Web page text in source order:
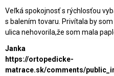
Veľká spokojnosť s rýchlosťou
s balením tovaru. Privítala by
ulica nehovorila,že som mala
Janka
https://ortopedicke-
matrace.sk/comments/